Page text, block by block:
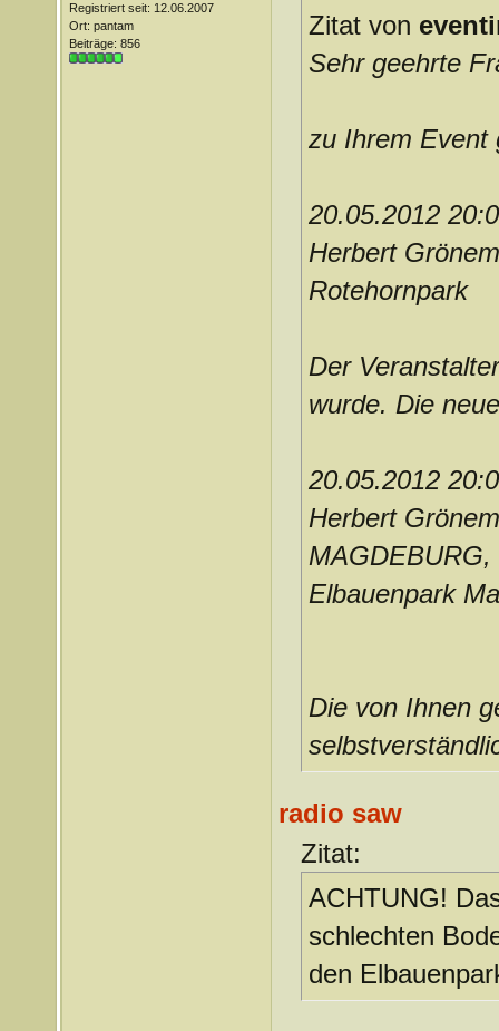
Registriert seit: 12.06.2007
Ort: pantam
Beiträge: 856
Zitat von
Sehr geehrte
zu Ihrem Event
20.05.2012
Herbert
Rotehornpark
Der
wurde. Die
20.05.2012
Herbert
MAGDEBURG,
Elbauenpark
Die von Ihnen
radio saw
Zitat:
ACHTUNG!
schlechten
den